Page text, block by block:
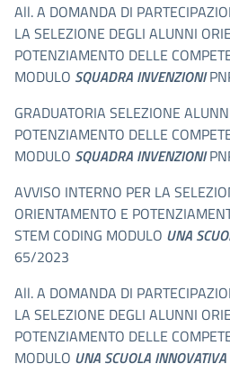
All. A DOMANDA DI
LA SELEZIONE DEGLI ALUNNI
POTENZIAMENTO DELLE
MODULO SQUADRA INVENZIONI
GRADUATORIA SELEZIONE
POTENZIAMENTO DELLE
MODULO SQUADRA INVENZIONI
AVVISO INTERNO PER LA
ORIENTAMENTO E
STEM CODING MODULO UNA
65/2023
All. A DOMANDA DI
LA SELEZIONE DEGLI ALUNNI
POTENZIAMENTO DELLE
MODULO UNA SCUOLA INNOVATIVA